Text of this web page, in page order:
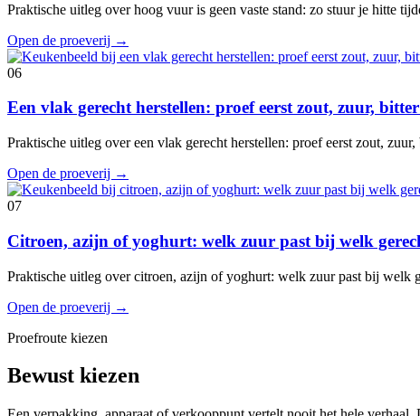
Praktische uitleg over hoog vuur is geen vaste stand: zo stuur je hitte
Open de proeverij →
06
Een vlak gerecht herstellen: proef eerst zout, zuur,
Praktische uitleg over een vlak gerecht herstellen: proef eerst zout,
Open de proeverij →
07
Citroen, azijn of yoghurt: welk zuur past bij welk
Praktische uitleg over citroen, azijn of yoghurt: welk zuur past bij welk
Open de proeverij →
Proefroute kiezen
Bewust kiezen